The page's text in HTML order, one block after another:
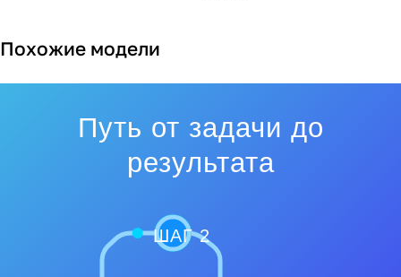
Похожие модели
Путь от задачи до
результата
ШАГ 2